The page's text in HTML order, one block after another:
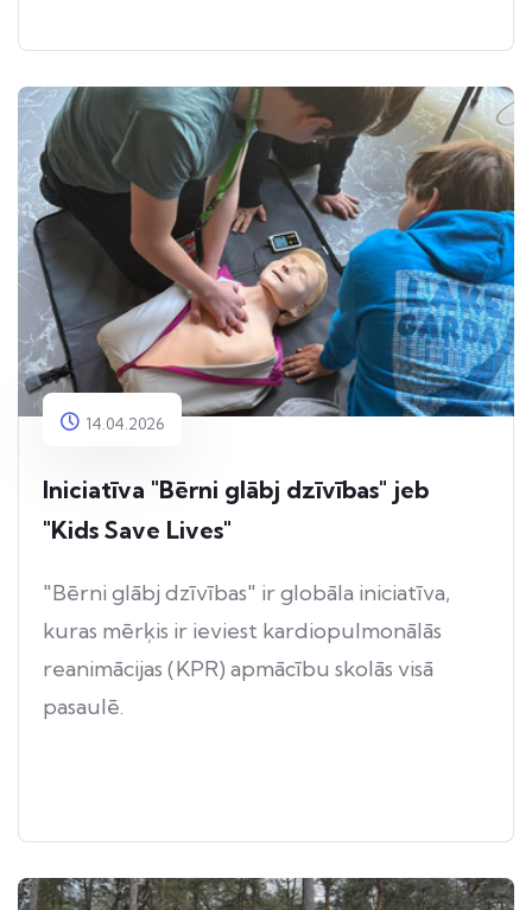
14.04.2026
Iniciatīva "Bērni glābj dzīvības" jeb
"Kids Save Lives"
"Bērni glābj dzīvības" ir globāla iniciatīva,
kuras mērķis ir ieviest kardiopulmonālās
reanimācijas (KPR) apmācību skolās visā
pasaulē.